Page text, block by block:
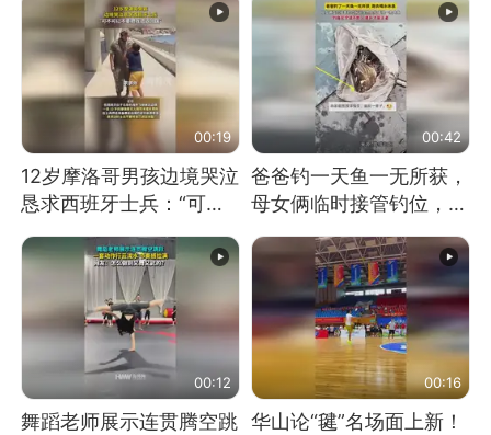
吗？”“或将成为首位考级
不带古筝的选手。”（来
源：新华每日电讯）
00:19
12岁摩洛哥男孩边境哭泣
恳求西班牙士兵：“可不
可以不要把我遣返回国”
00:42
爸爸钓一天鱼一无所获，
母女俩临时接管钓位，用
玩具鱼竿钓上大鱼
00:12
舞蹈老师展示连贯腾空跳
00:16
华山论“毽”名场面上新！